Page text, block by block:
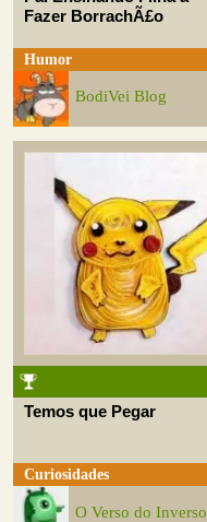
Fazer BorrachÃ£o
Humor
BodiVei Blog
Temos que Pegar
Curiosidades
O Verso do Inverso